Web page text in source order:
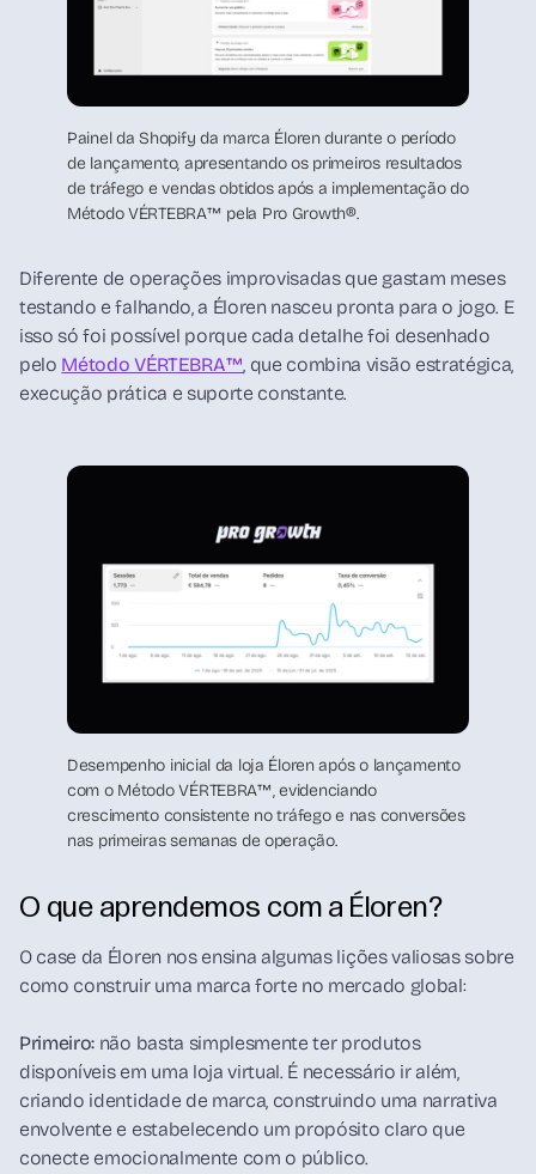
Painel da Shopify da marca Éloren durante o período
de lançamento, apresentando os primeiros resultados
de tráfego e vendas obtidos após a implementação do
Método VÉRTEBRA™ pela Pro Growth®.
Diferente de operações improvisadas que gastam meses
testando e falhando, a Éloren nasceu pronta para o jogo. E
isso só foi possível porque cada detalhe foi desenhado
pelo Método VÉRTEBRA™, que combina visão estratégica,
execução prática e suporte constante.
Desempenho inicial da loja Éloren após o lançamento
com o Método VÉRTEBRA™, evidenciando
crescimento consistente no tráfego e nas conversões
nas primeiras semanas de operação.
O que aprendemos com a Éloren?
O case da Éloren nos ensina algumas lições valiosas sobre
como construir uma marca forte no mercado global:
Primeiro: não basta simplesmente ter produtos
disponíveis em uma loja virtual. É necessário ir além,
criando identidade de marca, construindo uma narrativa
envolvente e estabelecendo um propósito claro que
conecte emocionalmente com o público.